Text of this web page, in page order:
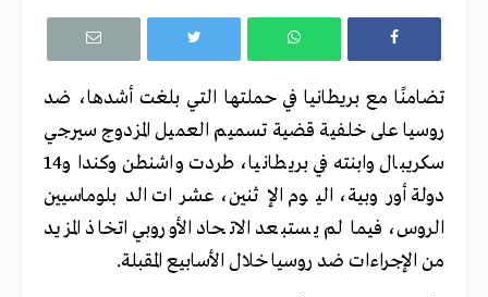
تضامنًا مع بريطانيا في حملتها التي بلغت أشدها، ضد
روسيا على خلفية قضية تسميم العميل المزدوج سيرجي
سكريبال وابنته في بريطانيا، طردت واشنطن وكندا و14
دولة أوروبية، اليوم الإثنين، عشرات الدبلوماسيين
الروس، فيما لم يستبعد الاتحاد الأوروبي اتخاذ المزيد
من الإجراءات ضد روسيا خلال الأسابيع المقبلة.